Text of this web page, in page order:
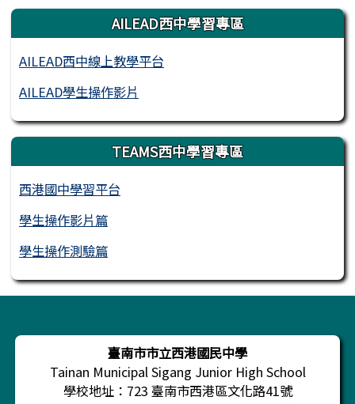
AILEAD西中學習專區
AILEAD西中線上教學平台
AILEAD學生操作影片
TEAMS西中學習專區
西港國中學習平台
學生操作影片篇
學生操作測驗篇
臺南市市立西港國民中學
Tainan Municipal Sigang Junior High School
學校地址：723 臺南市西港區文化路41號